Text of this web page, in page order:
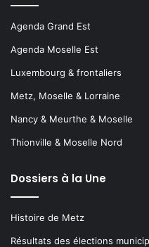
Agenda Grand Est
Agenda Moselle Est
Luxembourg & frontaliers
Metz, Moselle & Lorraine
Nancy & Meurthe & Moselle
Thionville & Moselle Nord
Dossiers à la Une
Histoire de Metz
Résultats des élections